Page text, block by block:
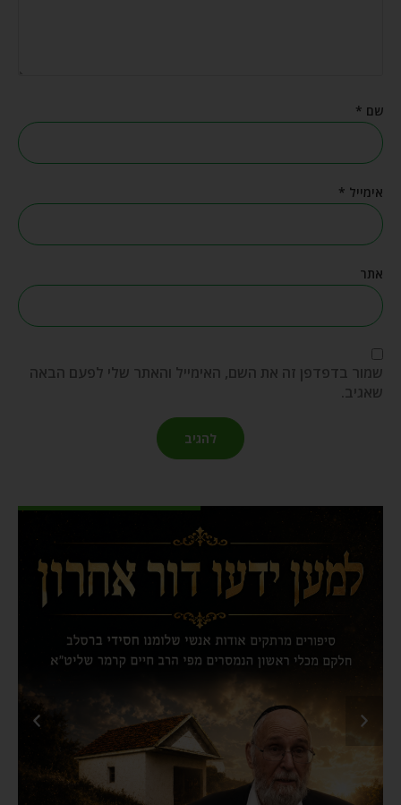
שם*
אימייל*
אתר
שמור בדפדפן זה את השם, האימייל והאתר שלי לפעם הבאה
שאגיב.